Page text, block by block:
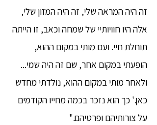
זה היה המראה שלי, זה היה המזון שלי,
אלה היו חוויותיי של שמחה וכאב, זו הייתה
תוחלת חיי. ועם מותי במקום ההוא,
הופעתי במקום אחר, שם זה היה שמי...
ולאחר מותי במקום ההוא, נולדתי מחדש
כאן.' כך הוא נזכר בכמה מחייו הקודמים
על צורותיהם ופרטיהם."